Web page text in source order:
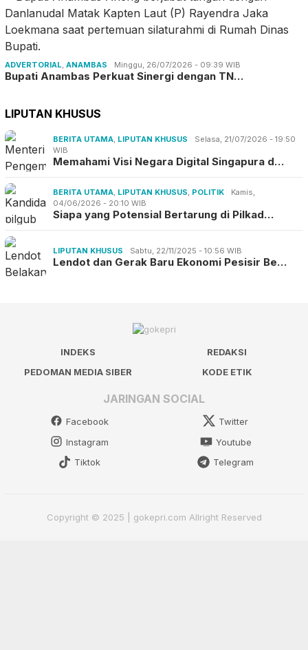
ADVERTORIAL ANAMBAS Minggu, 26/07/2026 - 09:39 WIB
Bupati Anambas Perkuat Sinergi dengan TN…
LIPUTAN KHUSUS
BERITA UTAMA LIPUTAN KHUSUS
Selasa, 21/07/2026 - 19:50
WIB
Memahami Visi Negara Digital Singapura d…
BERITA UTAMA LIPUTAN KHUSUS POLITIK
Kamis,
04/06/2026 - 20:10 WIB
Siapa yang Potensial Bertarung di Pilkad…
LIPUTAN KHUSUS Sabtu, 22/11/2025 - 10:56 WIB
Lendot dan Gerak Baru Ekonomi Pesisir Be…
INDEKS
REDAKSI
PEDOMAN MEDIA SIBER
KODE ETIK
JARINGAN SOCIAL
Facebook
Twitter
Instagram
Youtube
Tiktok
Telegram
Copyright © 2025 | gokepri.com Allright Reserved